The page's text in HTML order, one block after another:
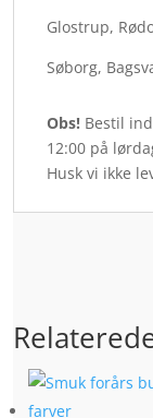
Glostrup,
Søborg,
Obs! Bestil
12:00 på
Husk vi ikke